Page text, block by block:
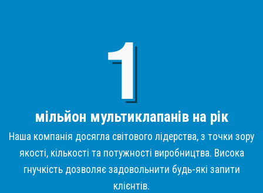
мільйон мультиклапанів на рік
Наша компанія досягла світового лідерства, з точки зору
якості, кількості та потужності виробництва. Висока
гнучкість дозволяє задовольнити будь-які запити
клієнтів.